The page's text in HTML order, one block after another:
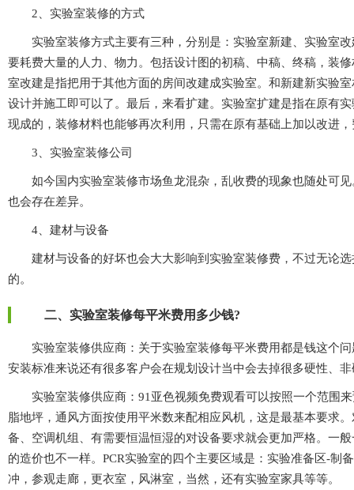
2、实验室装修的方式
实验室装修方式主要有三种，分别是：实验室新建、 实验室改
要耗费大量的人力、物力。包括设计图的初稿、中稿、终稿
室改建是指把用于其他方面的房间改建成实验室。和新建新实验室
设计并施工即可以了。最后，来看扩建。 实验室扩建是指在原有实验
现成的，装修材料也能够再次利用，只需在原有基础上加以改进
3、实验室装修公司
如今国内实验室装修市场鱼龙混杂，乱收费的现象也随处可见
也会存在差异。
4、建材与设备
建材与设备的好坏也会大大影响到实验室装修费，不过无论选择
的。
二、实验室装修每平米费用多少钱?
实验室装修供应商： 关于实验室装修每平米费用都是钱这个问题很
安装标准来说还有很多客户会在规划设计当中会去掉很多硬性、非
实验室装修供应商：91亚色视频免费观看可以按照一个范围来预估
脂地坪，通风方面按使用平米数来配相应风机，这是最基本要求
备、空调机组、有需要恒温恒湿的对设备要求就会更加严格
的造价也不一样。PCR实验室的四个主要区域是：实验准备区-制
冲，参观走廊，更衣室，风淋室，当然，还有实验室家具等等。